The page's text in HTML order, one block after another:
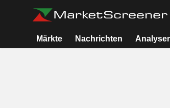
Märkte Nachrichten